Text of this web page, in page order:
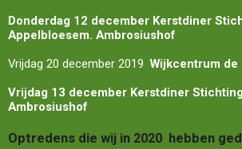
Donderdag 12 december Kerstdiner
Appelbloesem. Ambrosiushof
Vrijdag 20 december 2019Wijkcentrum de
Vrijdag 13 december Kerstdiner
Ambrosiushof
Optredens die wij in 2020 hebben